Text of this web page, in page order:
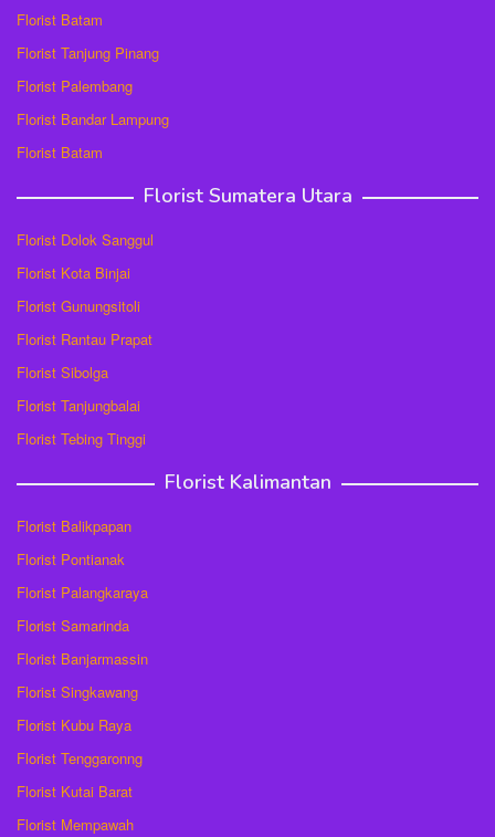
Florist Batam
Florist Tanjung Pinang
Florist Palembang
Florist Bandar Lampung
Florist Batam
Florist Sumatera Utara
Florist Dolok Sanggul
Florist Kota Binjai
Florist Gunungsitoli
Florist Rantau Prapat
Florist Sibolga
Florist Tanjungbalai
Florist Tebing Tinggi
Florist Kalimantan
Florist Balikpapan
Florist Pontianak
Florist Palangkaraya
Florist Samarinda
Florist Banjarmassin
Florist Singkawang
Florist Kubu Raya
Florist Tenggaronng
Florist Kutai Barat
Florist Mempawah